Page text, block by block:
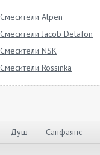
Смесители Alpen
Смесители Jacob Delafon
Смесители NSK
Смесители Rossinka
Душ Санфаянс